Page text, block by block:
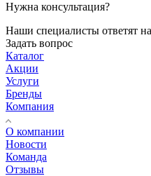
Нужна консультация?
Наши специалисты ответят
Задать вопрос
Каталог
Акции
Услуги
Бренды
Компания
О компании
Новости
Команда
Отзывы